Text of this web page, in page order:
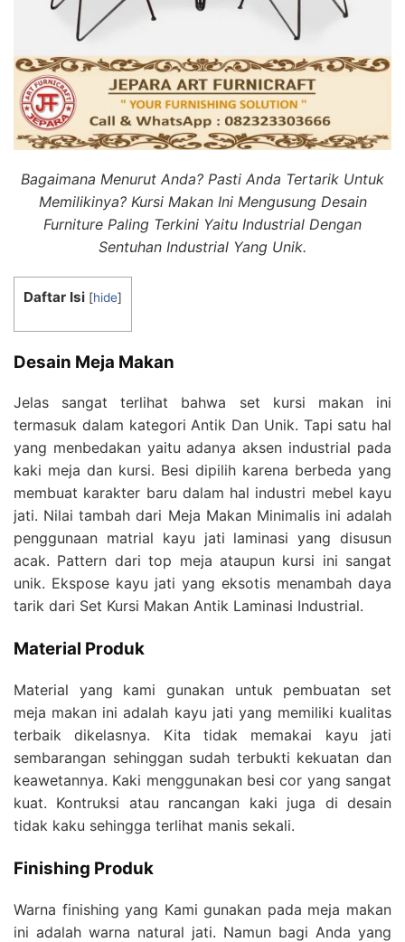
Bagaimana Menurut Anda? Pasti Anda Tertarik Untuk
Memilikinya? Kursi Makan Ini Mengusung Desain
Furniture Paling Terkini Yaitu Industrial Dengan
Sentuhan Industrial Yang Unik.
Daftar Isi [hide]
Desain Meja Makan
Jelas sangat terlihat bahwa set kursi makan ini
termasuk dalam kategori Antik Dan Unik. Tapi satu hal
yang menbedakan yaitu adanya aksen industrial pada
kaki meja dan kursi. Besi dipilih karena berbeda yang
membuat karakter baru dalam hal industri mebel kayu
jati. Nilai tambah dari Meja Makan Minimalis ini adalah
penggunaan matrial kayu jati laminasi yang disusun
acak. Pattern dari top meja ataupun kursi ini sangat
unik. Ekspose kayu jati yang eksotis menambah daya
tarik dari Set Kursi Makan Antik Laminasi Industrial.
Material Produk
Material yang kami gunakan untuk pembuatan set
meja makan ini adalah kayu jati yang memiliki kualitas
terbaik dikelasnya. Kita tidak memakai kayu jati
sembarangan sehinggan sudah terbukti kekuatan dan
keawetannya. Kaki menggunakan besi cor yang sangat
kuat. Kontruksi atau rancangan kaki juga di desain
tidak kaku sehingga terlihat manis sekali.
Finishing Produk
Warna finishing yang Kami gunakan pada meja makan
ini adalah warna natural jati. Namun bagi Anda yang